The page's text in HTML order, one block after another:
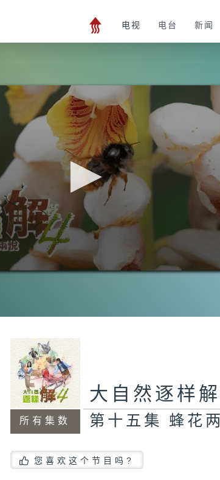
电视 电台 新闻
所有集数
大自然逐样
第十五集 蜂花
您喜欢这个节目吗?